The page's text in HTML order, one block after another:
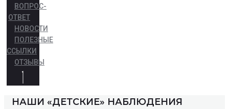
ВОПРОС-
ОТВЕТ
НОВОСТИ
ПОЛЕЗНЫЕ
ССЫЛКИ
ОТЗЫВЫ
НАШИ «ДЕТСКИЕ» НАБЛЮДЕНИЯ